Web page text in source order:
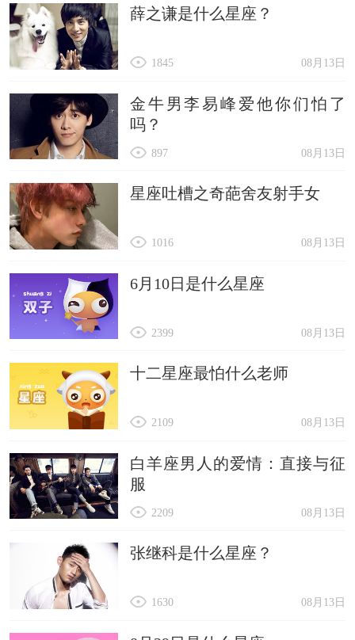
薛之谦是什么星座？
08月13日
1845
金牛男李易峰爱他你们怕了
吗？
08月13日
897
星座吐槽之奇葩舍友射手女
08月13日
1016
6月10日是什么星座
08月13日
2399
十二星座最怕什么老师
08月13日
2109
白羊座男人的爱情：直接与征
服
08月13日
2209
张继科是什么星座？
08月13日
1630